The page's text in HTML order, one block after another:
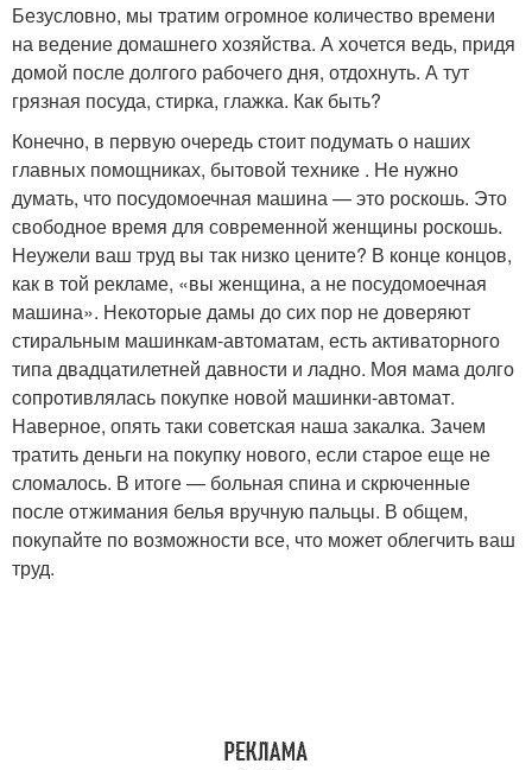
Безусловно, мы тратим огромное количество времени
на ведение домашнего хозяйства. А хочется ведь, придя
домой после долгого рабочего дня, отдохнуть. А тут
грязная посуда, стирка, глажка. Как быть?
Конечно, в первую очередь стоит подумать о наших
главных помощниках, бытовой технике . Не нужно
думать, что посудомоечная машина — это роскошь. Это
свободное время для современной женщины роскошь.
Неужели ваш труд вы так низко цените? В конце концов,
как в той рекламе, «вы женщина, а не посудомоечная
машина». Некоторые дамы до сих пор не доверяют
стиральным машинкам-автоматам, есть активаторного
типа двадцатилетней давности и ладно. Моя мама долго
сопротивлялась покупке новой машинки-автомат.
Наверное, опять таки советская наша закалка. Зачем
тратить деньги на покупку нового, если старое еще не
сломалось. В итоге — больная спина и скрюченные
после отжимания белья вручную пальцы. В общем,
покупайте по возможности все, что может облегчить ваш
труд.